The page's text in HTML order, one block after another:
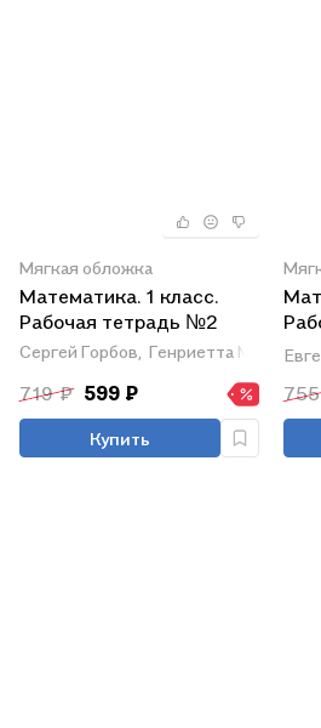
Мягкая обложка
Математика. 1 класс.
Рабочая тетрадь №2
Сергей Горбов, Генриетта Микулина
719 ₽ 599 ₽
Купить